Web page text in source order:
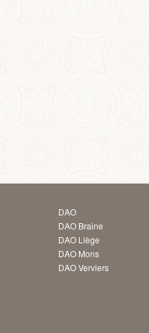
DAO
DAO Braine
DAO Liège
DAO Mons
DAO Verviers